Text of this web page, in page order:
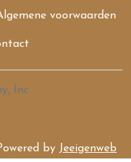
voorwaarden
Inc
by Jeeigenweb